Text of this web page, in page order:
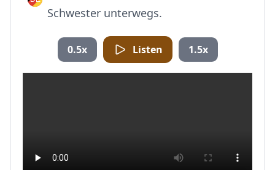
Schwester unterwegs.
0.5x Listen 1.5x